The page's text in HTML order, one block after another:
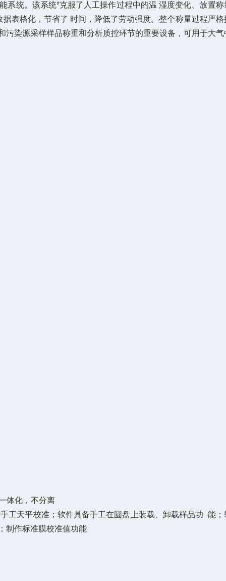
统。该系统*克服了人工操作过程中的温 湿度变化、放置称
表格化，节省了 时间，降低了劳动强度。整个称量过程严
染源采样样品称重和分析质控环节的重要设备，可用于大
体化，不分离
工天平校准；软件具备手工在圆盘上装载、卸载样品功 能；
制作标准膜校准值功能